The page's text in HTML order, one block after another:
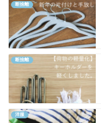
断捨離
断捨離
洋服